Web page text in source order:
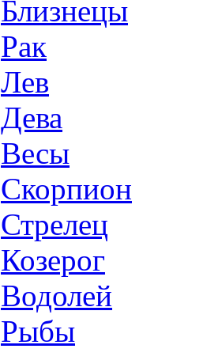
Близнецы
Рак
Лев
Дева
Весы
Скорпион
Стрелец
Козерог
Водолей
Рыбы